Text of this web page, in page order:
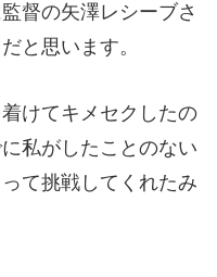
督の矢澤レシーブさ
と思います。
けてキメセクしたの
私がしたことのない
て挑戦してくれたみ